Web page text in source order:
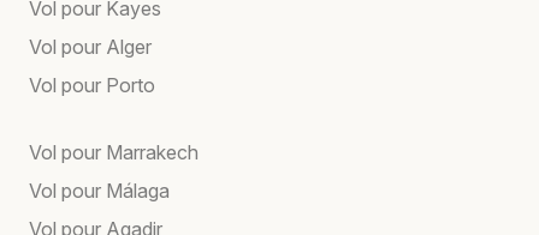
Vol pour Kayes
Vol pour Alger
Vol pour Porto
Vol pour Marrakech
Vol pour Málaga
Vol pour Agadir